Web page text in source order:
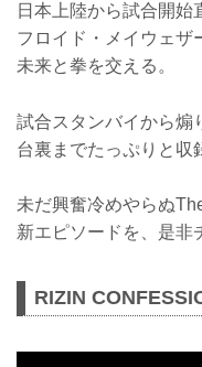
日本上陸から試合開始
フロイド・メイウェザ
未来と拳を交える。
試合スタンバイから煽
台裏までたっぷりと収
未だ興奮冷めやらぬ
新エピソードを、是非
RIZIN